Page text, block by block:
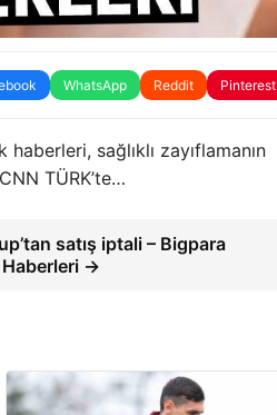
WhatsApp Reddit Pinterest
sağlıklı zayıflamanın
TÜRK’te…
satış iptali – Bigpara
→